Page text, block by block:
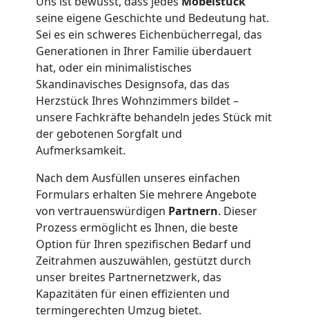
seine eigene Geschichte und Bedeutung hat.
Sei es ein schweres Eichenbücherregal, das
Generationen in Ihrer Familie überdauert
hat, oder ein minimalistisches
Skandinavisches Designsofa, das das
Herzstück Ihres Wohnzimmers bildet –
unsere Fachkräfte behandeln jedes Stück mit
der gebotenen Sorgfalt und
Aufmerksamkeit.
Nach dem Ausfüllen unseres einfachen
Formulars erhalten Sie mehrere Angebote
von vertrauenswürdigen Partnern. Dieser
Prozess ermöglicht es Ihnen, die beste
Option für Ihren spezifischen Bedarf und
Zeitrahmen auszuwählen, gestützt durch
unser breites Partnernetzwerk, das
Kapazitäten für einen effizienten und
termingerechten Umzug bietet.
Möbellift
Leonding
Übersiedlung
Leonding
Klaviertransport
Leonding
Privatumzug
Leonding